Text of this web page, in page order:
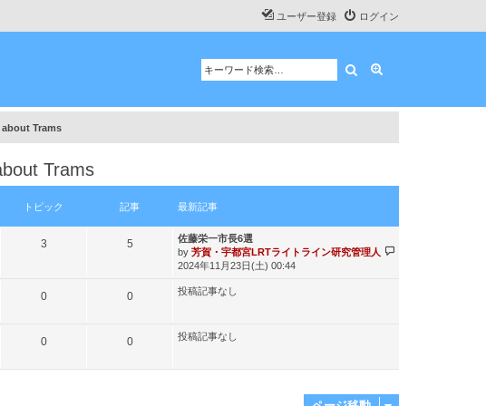
ログイン
ユーザー登録
検索
about Trams
Trams
トピック 記事 最新記事
3ト
5記
最
新
記
佐藤栄一市長6選
by 芳賀・宇都宮LRTライトライン研究管理人
2024年11月23日(土) 00:44
0ト
ッ
0記
投稿記事なし
0ト
0記
投稿記事なし